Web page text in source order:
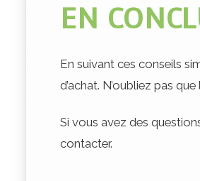
EN
En suivant ces conseils
d’achat. N’oubliez pas
Si vous avez des
contacter.